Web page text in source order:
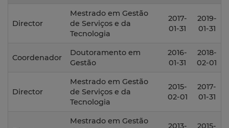
Director
Mestrado em Gestão
de Serviços e da
Tecnologia
2017-
01-31
2019-
01-31
Coordenador
Doutoramento em
Gestão
2016-
01-31
2018-
02-01
Director
Mestrado em Gestão
de Serviços e da
Tecnologia
2015-
02-01
2017-
01-31
Mestrado em Gestão
2013-
2015-